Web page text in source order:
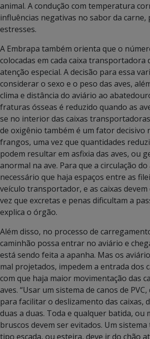
animal. A condução com temperatura
influências negativas no sabor da carne,
estresses.
A Embrapa também orienta que o
colocadas em cada caixa transportadora
atenção especial. A decisão para essa
considerar o sexo e o peso das aves,
clima e distância do aviário ao
fraturas ósseas é reduzido quando as
se no interior das caixas
de oxigênio também é um fator decisivo
frangos, uma vez que quantidades
podem resultar em asfixia das aves, ou
anormal na ave. Para que a circulação
necessário que haja espaços entre as
veículo transportador, e as caixas
vez que excretas e penas dificultam a
explica o órgão.
Além disso, no processo de
caminhão possa entrar no aviário e
está sendo feita a apanha. Mas os
mal projetados, impedem a entrada dos
com que haja maior movimentação das
aves. “Usar um sistema de canos de
para facilitar o deslizamento das caixas,
duas a duas. Toda e qualquer batida, ou
bruscos devem ser evitados. Um sistema
tipo escada, ou esteira, deve ir do chão